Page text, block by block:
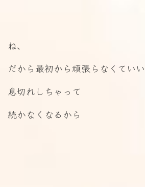
ね、
だから最初から頑張らなくてい
息切れしちゃって
続かなくなるから